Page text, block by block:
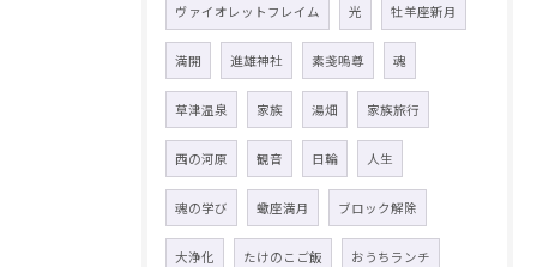
ヴァイオレットフレイム 光 牡羊座新月
満開 進雄神社 素戔嗚尊 魂
草津温泉 家族 湯畑 家族旅行
西の河原 観音 日輪 人生
魂の学び 蠍座満月 ブロック解除
大浄化 たけのこご飯 おうちランチ